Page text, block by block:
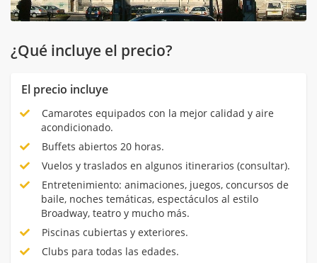
¿Qué incluye el precio?
El precio incluye
Camarotes equipados con la mejor calidad y aire
acondicionado.
Buffets abiertos 20 horas.
Vuelos y traslados en algunos itinerarios (consultar).
Entretenimiento: animaciones, juegos, concursos de
baile, noches temáticas, espectáculos al estilo
Broadway, teatro y mucho más.
Piscinas cubiertas y exteriores.
Clubs para todas las edades.